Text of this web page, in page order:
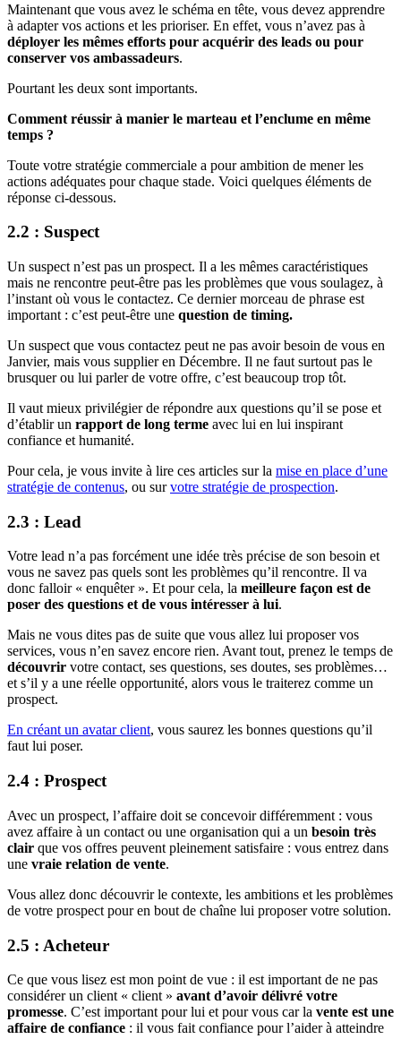
Maintenant que vous avez le schéma en tête, vous devez apprendre
à adapter vos actions et les prioriser. En effet, vous n’avez pas à
déployer les mêmes efforts pour acquérir des leads ou pour
conserver vos ambassadeurs.
Pourtant les deux sont importants.
Comment réussir à manier le marteau et l’enclume en même
temps ?
Toute votre stratégie commerciale a pour ambition de mener les
actions adéquates pour chaque stade. Voici quelques éléments de
réponse ci-dessous.
2.2 : Suspect
Un suspect n’est pas un prospect. Il a les mêmes caractéristiques
mais ne rencontre peut-être pas les problèmes que vous soulagez, à
l’instant où vous le contactez. Ce dernier morceau de phrase est
important : c’est peut-être une question de timing.
Un suspect que vous contactez peut ne pas avoir besoin de vous en
Janvier, mais vous supplier en Décembre. Il ne faut surtout pas le
brusquer ou lui parler de votre offre, c’est beaucoup trop tôt.
Il vaut mieux privilégier de répondre aux questions qu’il se pose et
d’établir un rapport de long terme avec lui en lui inspirant
confiance et humanité.
Pour cela, je vous invite à lire ces articles sur la mise en place d’une
stratégie de contenus, ou survotre stratégie de prospection.
2.3 : Lead
Votre lead n’a pas forcément une idée très précise de son besoin et
vous ne savez pas quels sont les problèmes qu’il rencontre. Il va
donc falloir « enquêter ». Et pour cela, la meilleure façon est de
poser des questions et de vous intéresser à lui.
Mais ne vous dites pas de suite que vous allez lui proposer vos
services, vous n’en savez encore rien. Avant tout, prenez le temps de
découvrir votre contact, ses questions, ses doutes, ses problèmes…
et s’il y a une réelle opportunité, alors vous le traiterez comme un
prospect.
En créant un avatar client, vous saurez les bonnes questions qu’il
faut lui poser.
2.4 : Prospect
Avec un prospect, l’affaire doit se concevoir différemment : vous
avez affaire à un contact ou une organisation qui a un besoin très
clair que vos offres peuvent pleinement satisfaire : vous entrez dans
une vraie relation de vente.
Vous allez donc découvrir le contexte, les ambitions et les problèmes
de votre prospect pour en bout de chaîne lui proposer votre solution.
2.5 : Acheteur
Ce que vous lisez est mon point de vue : il est important de ne pas
considérer un client « client » avant d’avoir délivré votre
promesse. C’est important pour lui et pour vous car la vente est une
affaire de confiance : il vous fait confiance pour l’aider à atteindre